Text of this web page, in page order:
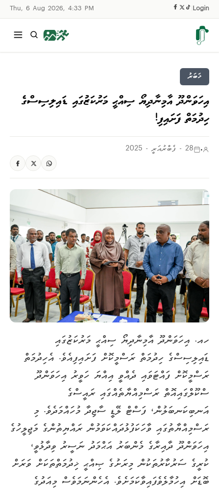
Thu, 6 Aug 2026, 4:33 PM Login
ޚަބަރު
އިހަވަންދޫ އާމިނާދިޔޯ ސިއްޙީ މަރުކަޒުގައި ޑައިލިސިސްގެ
ހިދުމަތް ފަށައިފި!
. 28 - ފެބްރުއަރީ - 2025
ހއ. އިހަވަންދޫ އާމިނާދިޔޯ ސިއްޙީ މަރުކަޒުގައި
ޑައިލިސިސްގެ ހިދުމަތް ރަސްމީކޮށް ފަށައިފިއެވެ. އެހިދުމަތް
ރަސްމީކޮށް ފައްޓަވައި ދެއްވީ އިއްޔަ ހަވީރު އިހަވަންދޫ
ސްކޫލްގައިއޮތް ރަސްމިއްޔާތެއްގައި ރައީސްގެ
އަނބިކަނބަލުން، ފަސްޓް ލޭޑީ ސާޖިދާ މުހައްމަދެވެ. މި
ރަސްމިއްޔާތުގައި ވާހަކަފުޅުދައްކަވަމުން ރައްޔިތުންގެ މަޖިލީހުގެ
އިހަވަންދޫ ދާއިރާގެ މެންބަރު އަޙްމަދު ނަސީރު ވިދާޅުވީ،
ކުރީގެ ސަރުކާރުތަކުން މިރަށުގެ ޞިއްޙީ ޚިދުމަތްތަކަށް ވަރަށް
ބޮޑަށް އިހުމާލެވެފައިވާކަމަށެވެ. އެހެންނަމަވެސް މިއަދުގެ